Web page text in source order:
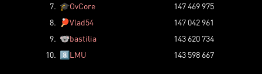
7. 🎓OvCore
147 469 975
8.
🏓Vlad54
147 042 961
9. 🐨bastilia
143 620 734
10. 8️⃣LMU 143 598 667